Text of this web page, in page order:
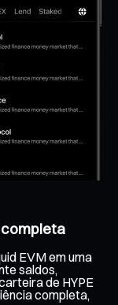
completa
EVM em uma
saldos,
de HYPE
completa,